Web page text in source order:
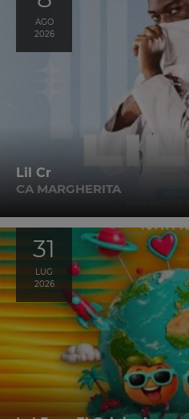
AGO
2026
Lil Cr
CA MARGHERITA
31
LUG
2026